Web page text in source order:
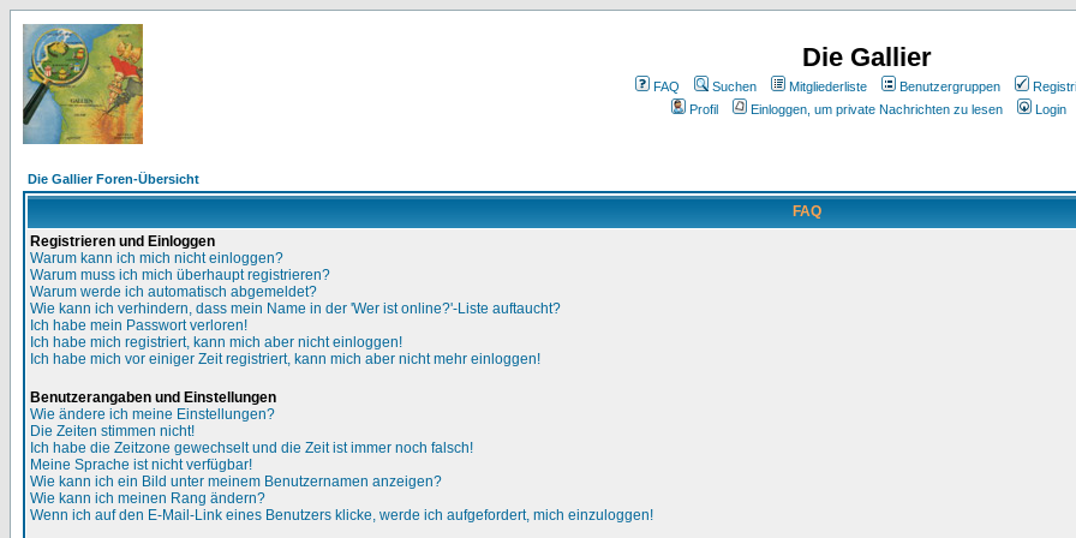
Die Gallier
FAQ Suchen Mitgliederliste Benutzergruppen
Profil
Einloggen, um private Nachrichten zu lesen Login
Die Gallier Foren-Übersicht
FAQ
Registrieren und Einloggen
Warum kann ich mich nicht einloggen?
Warum muss ich mich überhaupt registrieren?
Warum werde ich automatisch abgemeldet?
Wie kann ich verhindern, dass mein Name in der 'Wer ist online?'-Liste auftaucht?
Ich habe mein Passwort verloren!
Ich habe mich registriert, kann mich aber nicht einloggen!
Ich habe mich vor einiger Zeit registriert, kann mich aber nicht mehr einloggen!
Benutzerangaben und Einstellungen
Wie ändere ich meine Einstellungen?
Die Zeiten stimmen nicht!
Ich habe die Zeitzone gewechselt und die Zeit ist immer noch falsch!
Meine Sprache ist nicht verfügbar!
Wie kann ich ein Bild unter meinem Benutzernamen anzeigen?
Wie kann ich meinen Rang ändern?
Wenn ich auf den E-Mail-Link eines Benutzers klicke, werde ich aufgefordert, mich einzuloggen!